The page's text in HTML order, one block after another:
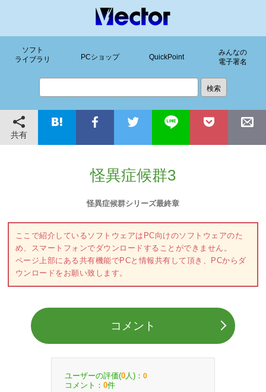
ソフト
ライブラリ
PCショップ QuickPoint
みんなの
電子署名
共有
怪異症候群3
怪異症候群シリーズ最終章
ここで紹介しているソフトウェアはPC向けのソフトウェアのた
め、スマートフォンでダウンロードすることができません。
ページ上部にある共有機能でPCと情報共有して頂き、PCからダ
ウンロードをお願い致します。
コメント
ユーザーの評価(0 人)： 0
コメント： 0件